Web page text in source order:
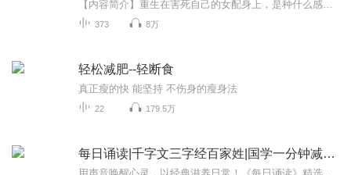
373 8万
轻松减肥--轻断食
真正瘦的快 能坚持 不伤身的瘦身法
22 179.5万
每日诵读|千字文三字经百家姓|国学一分钟减压真轻松